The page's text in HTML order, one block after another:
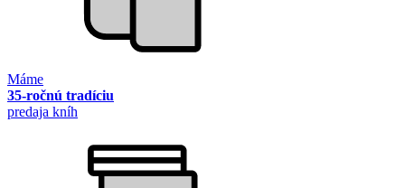
Máme
35-ročnú tradíciu
predaja kníh